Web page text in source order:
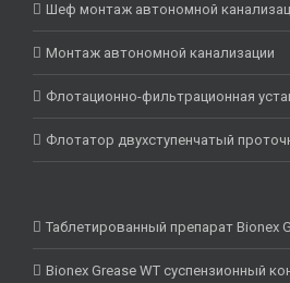
Шеф монтаж автономной
Монтаж автономной канализации
Флотационно-фильтрационная
Флотатор двухступенчатый
Таблетированный препарат Bionex
Bionex Grease WT суспензионный